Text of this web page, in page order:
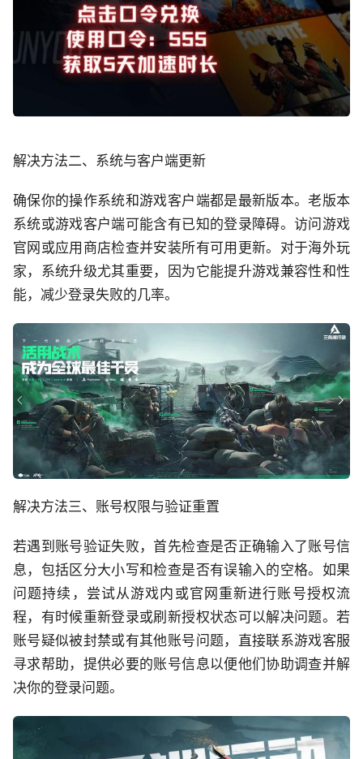
解决方法二、系统与客户端更新
确保你的操作系统和游戏客户端都是最新版本。老版本
系统或游戏客户端可能含有已知的登录障碍。访问游戏
官网或应用商店检查并安装所有可用更新。对于海外玩
家，系统升级尤其重要，因为它能提升游戏兼容性和性
能，减少登录失败的几率。
解决方法三、账号权限与验证重置
若遇到账号验证失败，首先检查是否正确输入了账号信
息，包括区分大小写和检查是否有误输入的空格。如果
问题持续，尝试从游戏内或官网重新进行账号授权流
程，有时候重新登录或刷新授权状态可以解决问题。若
账号疑似被封禁或有其他账号问题，直接联系游戏客服
寻求帮助，提供必要的账号信息以便他们协助调查并解
决你的登录问题。